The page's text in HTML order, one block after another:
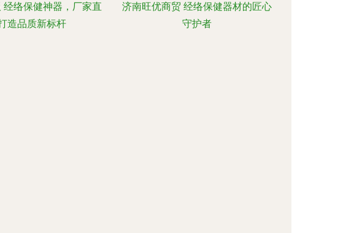
经络保健神器，厂家直
造品质新标杆
济南旺优商贸 经络保健器材的匠心
守护者